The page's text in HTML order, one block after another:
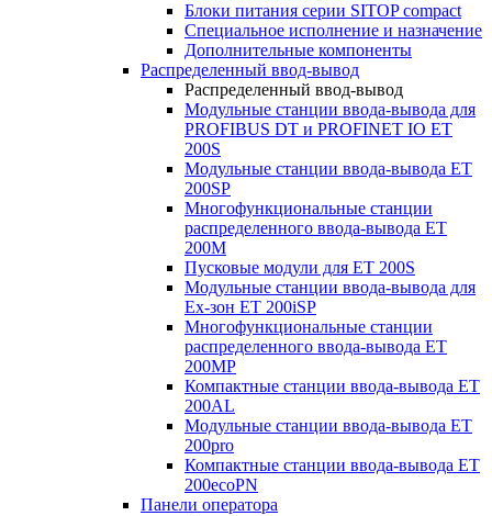
Блоки питания серии SITOP compact
Специальное исполнение и назначение
Дополнительные компоненты
Распределенный ввод-вывод
Распределенный ввод-вывод
Модульные станции ввода-вывода для
PROFIBUS DT и PROFINET IO ET
200S
Модульные станции ввода-вывода ET
200SP
Многофункциональные станции
распределенного ввода-вывода ET
200M
Пусковые модули для ET 200S
Модульные станции ввода-вывода для
Ex-зон ET 200iSP
Многофункциональные станции
распределенного ввода-вывода ET
200MP
Компактные станции ввода-вывода ET
200AL
Модульные станции ввода-вывода ET
200pro
Компактные станции ввода-вывода ET
200ecoPN
Панели оператора